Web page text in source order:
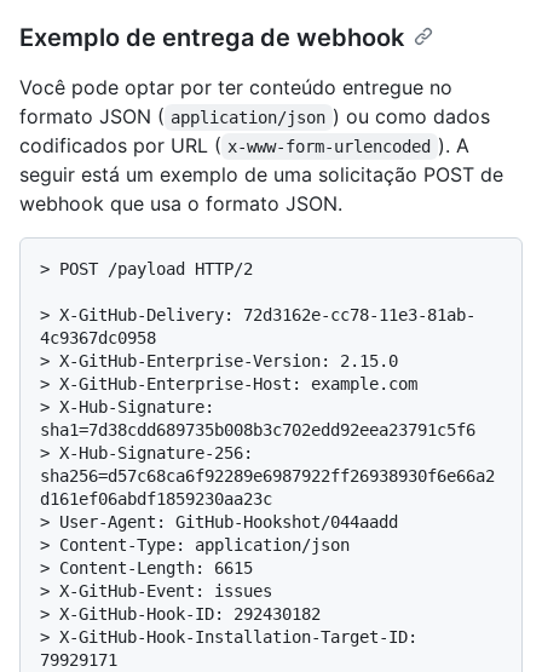
Exemplo de entrega de webhook
Você pode optar por ter conteúdo entregue no
formato JSON ( application/json ) ou como dados
codificados por URL ( x-www-form-urlencoded ). A
seguir está um exemplo de uma solicitação POST de
webhook que usa o formato JSON.
> POST /payload HTTP/2
> X-GitHub-Delivery: 72d3162e-cc78-11e3-81ab-
4c9367dc0958
> X-GitHub-Enterprise-Version: 2.15.0
> X-GitHub-Enterprise-Host: example.com
> X-Hub-Signature:
sha1=7d38cdd689735b008b3c702edd92eea23791c5f6
> X-Hub-Signature-256:
sha256=d57c68ca6f92289e6987922ff26938930f6e66a2
d161ef06abdf1859230aa23c
> User-Agent: GitHub-Hookshot/044aadd
> Content-Type: application/json
> Content-Length: 6615
> X-GitHub-Event: issues
> X-GitHub-Hook-ID: 292430182
> X-GitHub-Hook-Installation-Target-ID:
79929171